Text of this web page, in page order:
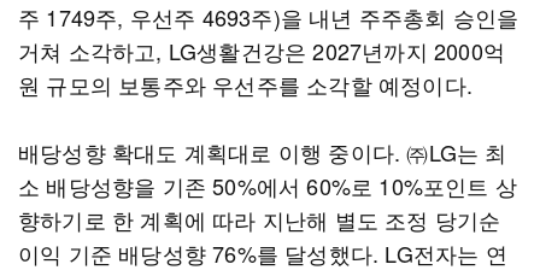
주 1749주, 우선주 4693주)을 내년 주주총회 승인을
거쳐 소각하고, LG생활건강은 2027년까지 2000억
원 규모의 보통주와 우선주를 소각할 예정이다.
배당성향 확대도 계획대로 이행 중이다. ㈜LG는 최
소 배당성향을 기존 50%에서 60%로 10%포인트 상
향하기로 한 계획에 따라 지난해 별도 조정 당기순
이익 기준 배당성향 76%를 달성했다. LG전자는 연